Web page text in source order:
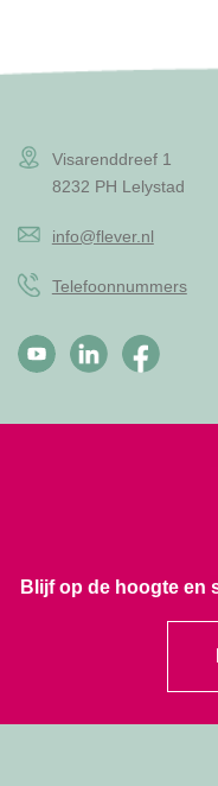
Visarenddreef 1
8232 PH Lelystad
info@flever.nl
Telefoonnummers
Blijf op de hoogte en